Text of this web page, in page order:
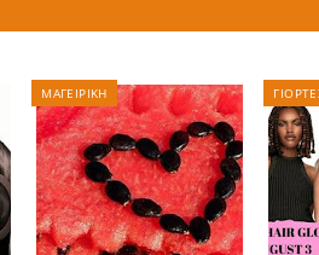
ΜΑΓΕΙΡΙΚΗ